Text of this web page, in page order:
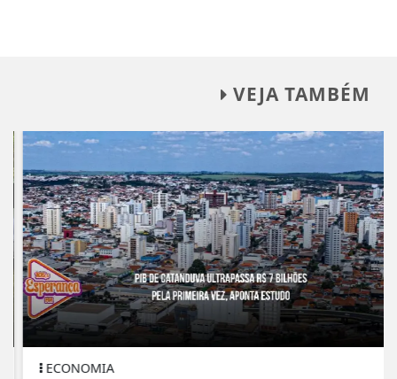
VEJA TAMBÉM
ECONOMIA